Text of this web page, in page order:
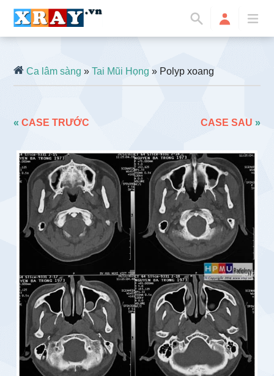
Ca lâm sàng »Tai Mũi Họng » Polyp xoang
«CASE TRƯỚC CASE SAU »